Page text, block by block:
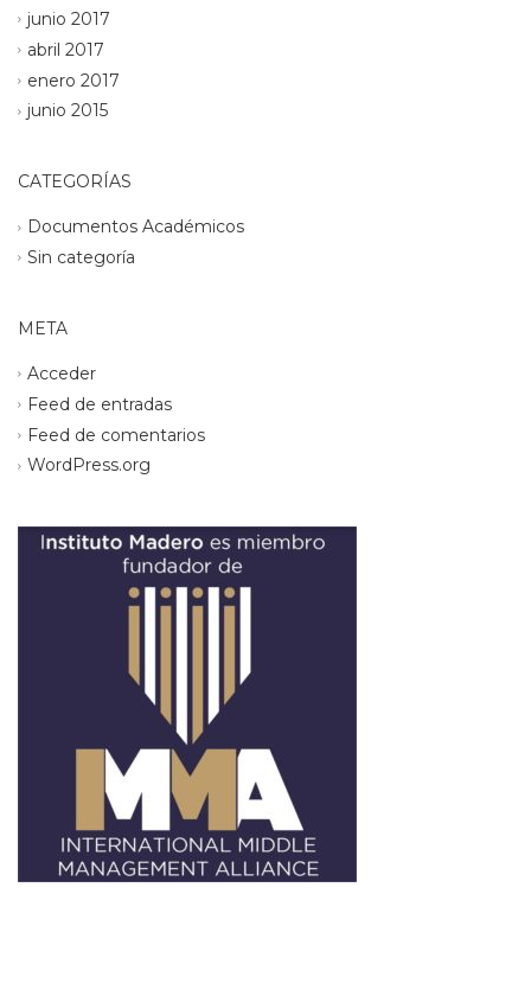
junio 2017
abril 2017
enero 2017
junio 2015
CATEGORÍAS
Documentos Académicos
Sin categoría
META
Acceder
Feed de entradas
Feed de comentarios
WordPress.org